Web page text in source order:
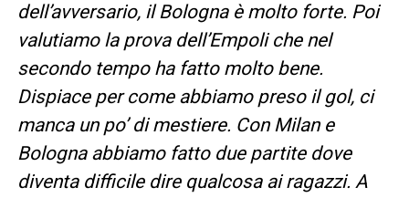
dell’avversario, il Bologna è molto forte. Poi
valutiamo la prova dell’Empoli che nel
secondo tempo ha fatto molto bene.
Dispiace per come abbiamo preso il gol, ci
manca un po’ di mestiere. Con Milan e
Bologna abbiamo fatto due partite dove
diventa difficile dire qualcosa ai ragazzi. A